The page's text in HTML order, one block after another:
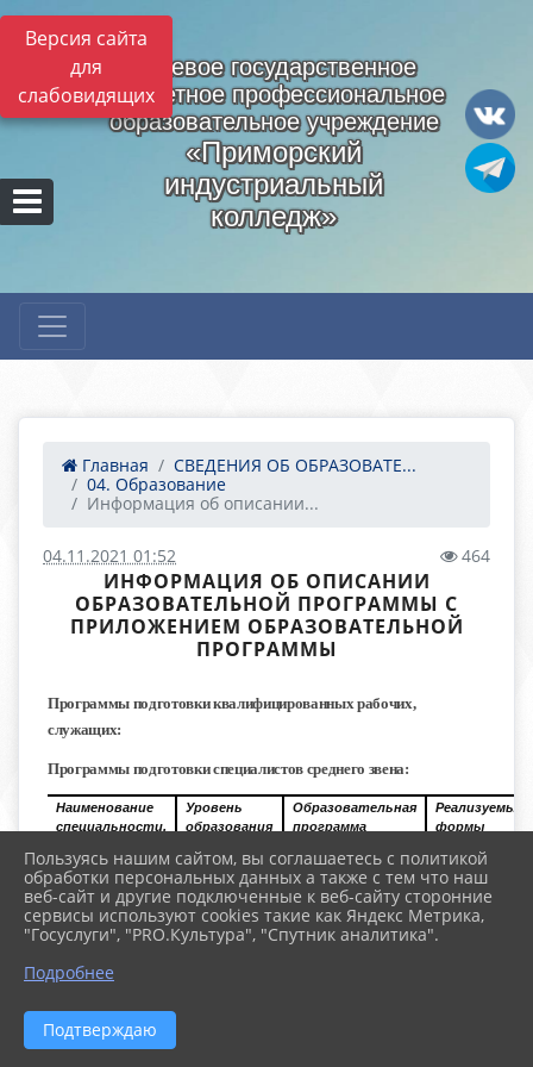
Версия сайта
для
слабовидящих
Краевое государственное
бюджетное профессиональное
образовательное учреждение
«Приморский
индустриальный
колледж»
Главная
СВЕДЕНИЯ ОБ ОБРАЗОВАТЕ...
04. Образование
Информация об описании...
04.11.2021 01:52 464
ИНФОРМАЦИЯ ОБ ОПИСАНИИ
ОБРАЗОВАТЕЛЬНОЙ ПРОГРАММЫ С
ПРИЛОЖЕНИЕМ ОБРАЗОВАТЕЛЬНОЙ
ПРОГРАММЫ
Программы подготовки квалифицированных рабочих,
служащих:
Программы подготовки специалистов среднего звена:
Наименование
специальности,
подготовки
Уровень
образования
Образовательная
программа
Реализуемые
формы
Пользуясь нашим сайтом, вы соглашаетесь с политикой
обработки персональных данных а также с тем что наш
веб-сайт и другие подключенные к веб-сайту сторонние
сервисы используют cookies такие как Яндекс Метрика,
"Госуслуги", "PRO.Культура", "Спутник аналитика".
Подробнее
Подтверждаю